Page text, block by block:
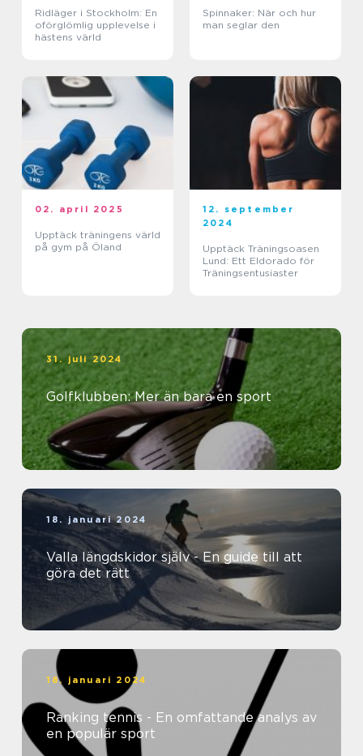
Ridläger i Stockholm: En
oförglömlig upplevelse i
hästens värld
Spinnaker: När och hur
man seglar den
02. april 2025
Upptäck träningens värld
på gym på Öland
12. september
2024
Upptäck Träningsoasen
Lund: Ett Eldorado för
Träningsentusiaster
31. juli 2024
Golfklubben: Mer än bara en sport
18. januari 2024
Valla längdskidor själv - En guide till att
göra det rätt
18. januari 2024
Ranking tennis - En omfattande analys av
en populär sport